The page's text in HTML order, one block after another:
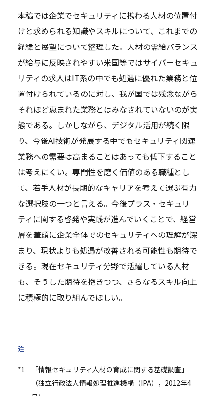
本稿では企業でセキュリティに携わる人材の位置付
けと求められる知識やスキルについて、これまでの
経緯と展望について整理した。人材の需給バランス
が給与に反映されやすい米国等ではサイバーセキュ
リティの求人はIT系の中でも処遇に優れた業務と位
置付けられているのに対し、我が国では残念ながら
それほど恵まれた業務とはみなされていないのが実
態である。しかしながら、デジタル活用が続く限
り、今後AI技術が発展する中でもセキュリティ関連
業務への需要は高まることはあっても低下すること
は考えにくい。専門性を磨く価値のある職種とし
て、若手人材が長期的なキャリアを考えて選ぶ有力
な選択肢の一つと言える。今後プラス・セキュリ
ティに関する啓発や実践が進んでいくことで、経営
層を筆頭に企業全体でのセキュリティへの理解が深
まり、現状よりも処遇が改善される可能性も期待で
きる。現在セキュリティ分野で活躍している人材
も、そうした期待を抱きつつ、さらなるスキル向上
に積極的に取り組んでほしい。
注
*1
「情報セキュリティ人材の育成に関する基礎調査」
（独立行政法人情報処理推進機構（IPA），2012年4